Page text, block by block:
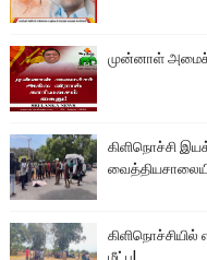
முன்னாள்
கிளிநொச்சி